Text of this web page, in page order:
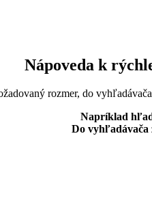
Nápoveda k
rozmer, do
Napríklad
Do vyhľadávača